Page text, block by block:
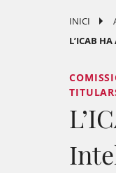
INICI
L’ICAB